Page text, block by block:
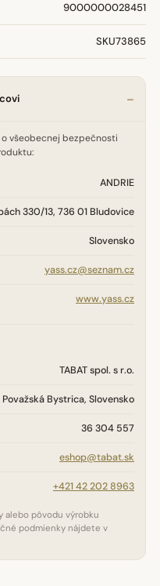
9000000028451
SKU73865
všeobecnej bezpečnosti
ANDRIE
330/13, 736 01 Bludovice
Slovensko
yass.cz@seznam.cz
www.yass.cz
TABAT spol. s r.o.
Bystrica, Slovensko
36 304 557
eshop@tabat.sk
+421 42 202 8963
alebo pôvodu výrobku
podmienky nájdete v